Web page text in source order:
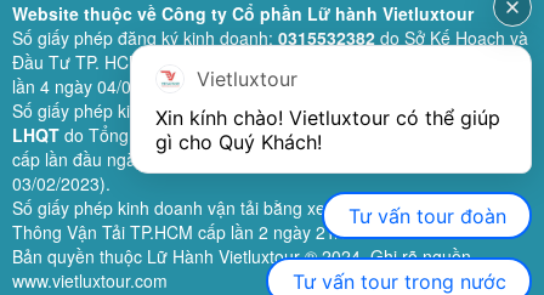
Website thuộc về Công ty Cổ phần Lữ hành Vietluxtour
Số giấy phép đăng ký kinh doanh: 0315532382do Sở Kế Hoạch và
Đầu Tư TP. HCM cấp lần đầu ngày 28/02/2019 (sửa đổi bổ sung
lần 4 ngày 04/06/2024).
Số giấy phép kinh doanh lữ hành quốc tế:79-1111/2019/TCDL-GP
LHQTdo Tổng Cục Du Lịch (nay là Cục Du lịch quốc gia Việt Nam)
cấp lần đầu ngày 26/09/2019 (sửa đổi, bổ sung lần 3 ngày
03/02/2023).
Số giấy phép kinh doanh vận tải bằng xe ô tô:11924do Sở Giao
Thông Vận Tải TP.HCM cấp lần 2 ngày 21/02/2023.
Bản quyền thuộc Lữ Hành Vietluxtour ® 2024. Ghi rõ nguồn
www.vietluxtour.com
Vietluxtour
Xin kính chào! Vietluxtour có thể giúp
gì cho Quý Khách!
Tư vấn tour đoàn
Tư vấn tour trong nước